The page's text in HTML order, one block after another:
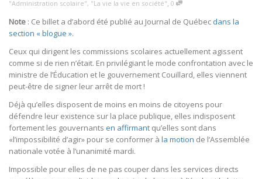
"Administration scolaire", "La vie la vie en société", 0
Note : Ce billet a d’abord été publié au Journal de Québec dans la
section « blogue ».
Ceux qui dirigent les commissions scolaires actuellement agissent
comme si de rien n’était. En privilégiant le mode confrontation avec le
ministre de l’Éducation et le gouvernement Couillard, elles viennent
peut-être de signer leur arrêt de mort !
Déjà qu’elles disposent de moins en moins de citoyens pour
défendre leur existence sur la place publique, elles indisposent
fortement les gouvernants en affirmant qu’elles sont dans
«l’impossibilité d’agir» pour se conformer à la motion de l’Assemblée
nationale votée à l’unanimité mardi.
Impossible pour elles de ne pas couper dans les services directs